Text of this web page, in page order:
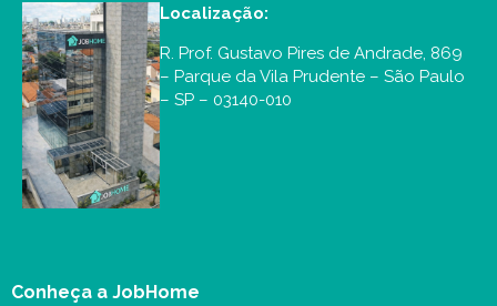
Localização:
R. Prof. Gustavo Pires de Andrade, 869
– Parque da Vila Prudente – São Paulo
– SP – 03140-010
Conheça a JobHome